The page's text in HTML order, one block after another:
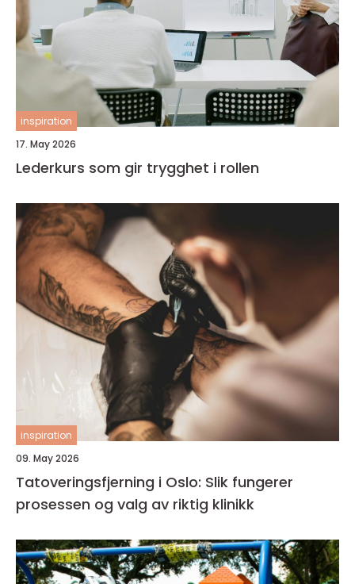
inspiration
17. May 2026
Lederkurs som gir trygghet i rollen
inspiration
09. May 2026
Tatoveringsfjerning i Oslo: Slik fungerer
prosessen og valg av riktig klinikk